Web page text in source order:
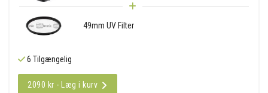
49mm UV Filter
6 Tilgængelig
2090 kr - Læg i kurv